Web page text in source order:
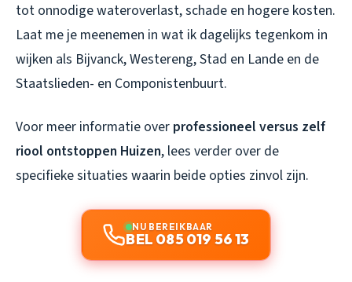
tot onnodige wateroverlast, schade en hogere kosten.
Laat me je meenemen in wat ik dagelijks tegenkom in
wijken als Bijvanck, Westereng, Stad en Lande en de
Staatslieden- en Componistenbuurt.
Voor meer informatie over professioneel versus zelf
riool ontstoppen Huizen, lees verder over de
specifieke situaties waarin beide opties zinvol zijn.
NU BEREIKBAAR
BEL 085 019 56 13